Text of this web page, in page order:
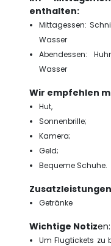
enthalten:
Mittagessen:
Wasser
Abendessen:
Wasser
Wir empfehlen
Hut,
Sonnenbrille;
Kamera;
Geld;
Bequeme Schuhe.
Getränke
Wichtige Notizen:
Um Flugtickets zu